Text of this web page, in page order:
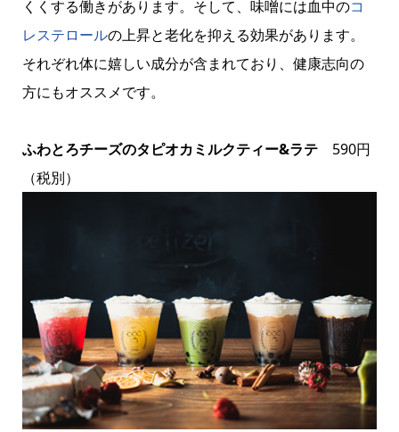
くくする働きがあります。そして、味噌には血中のコ
レステロールの上昇と老化を抑える効果があります。
それぞれ体に嬉しい成分が含まれており、健康志向の
方にもオススメです。
ふわとろチーズのタピオカミルクティー&ラテ590円
（税別）